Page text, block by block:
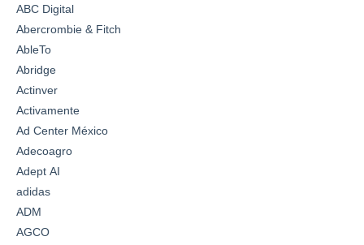
ABC Digital
Abercrombie & Fitch
AbleTo
Abridge
Actinver
Activamente
Ad Center México
Adecoagro
Adept AI
adidas
ADM
AGCO